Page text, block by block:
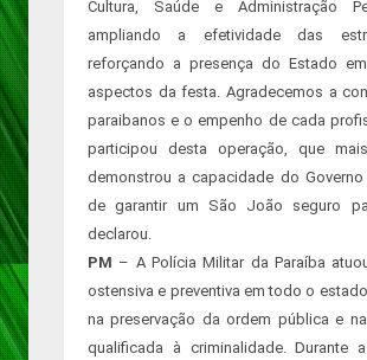
Cultura, Saúde e Administração
ampliando a efetividade das
reforçando a presença do Estado
aspectos da festa. Agradecemos a
paraibanos e o empenho de cada
participou desta operação, que
demonstrou a capacidade do
de garantir um São João seguro
declarou.
PM – A Polícia Militar da Paraíba
ostensiva e preventiva em todo o
na preservação da ordem pública e
qualificada à criminalidade. Durante